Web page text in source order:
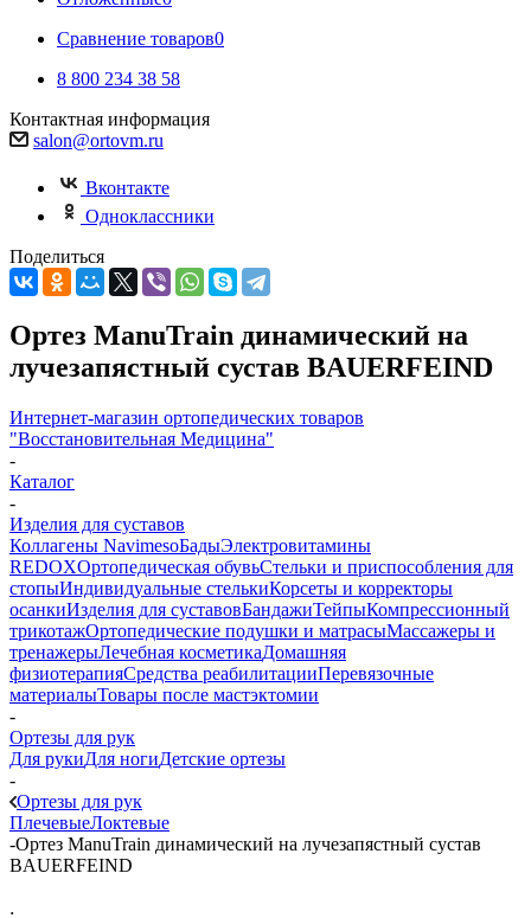
Сравнение товаров0
8 800 234 38 58
Контактная информация
salon@ortovm.ru
Вконтакте
Одноклассники
Поделиться
Ортез ManuTrain динамический на
лучезапястный сустав BAUERFEIND
Интернет-магазин ортопедических товаров
"Восстановительная Медицина"
-
Каталог
-
Изделия для суставов
Коллагены NavimesoБадыЭлектровитамины
REDOXОртопедическая обувьСтельки и приспособления для
стопыИндивидуальные стелькиКорсеты и корректоры
осанкиИзделия для суставовБандажиТейпыКомпрессионный
трикотажОртопедические подушки и матрасыМассажеры и
тренажерыЛечебная косметикаДомашняя
физиотерапияСредства реабилитацииПеревязочные
материалыТовары после мастэктомии
-
Ортезы для рук
Для рукиДля ногиДетские ортезы
-
Ортезы для рук
ПлечевыеЛоктевые
-Ортез ManuTrain динамический на лучезапястный сустав
BAUERFEIND